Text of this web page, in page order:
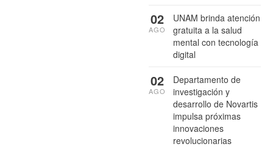
UNAM brinda atención
gratuita a la salud
mental con tecnología
digital
02
AGO
Departamento de
investigación y
desarrollo de Novartis
impulsa próximas
innovaciones
revolucionarias
02
AGO